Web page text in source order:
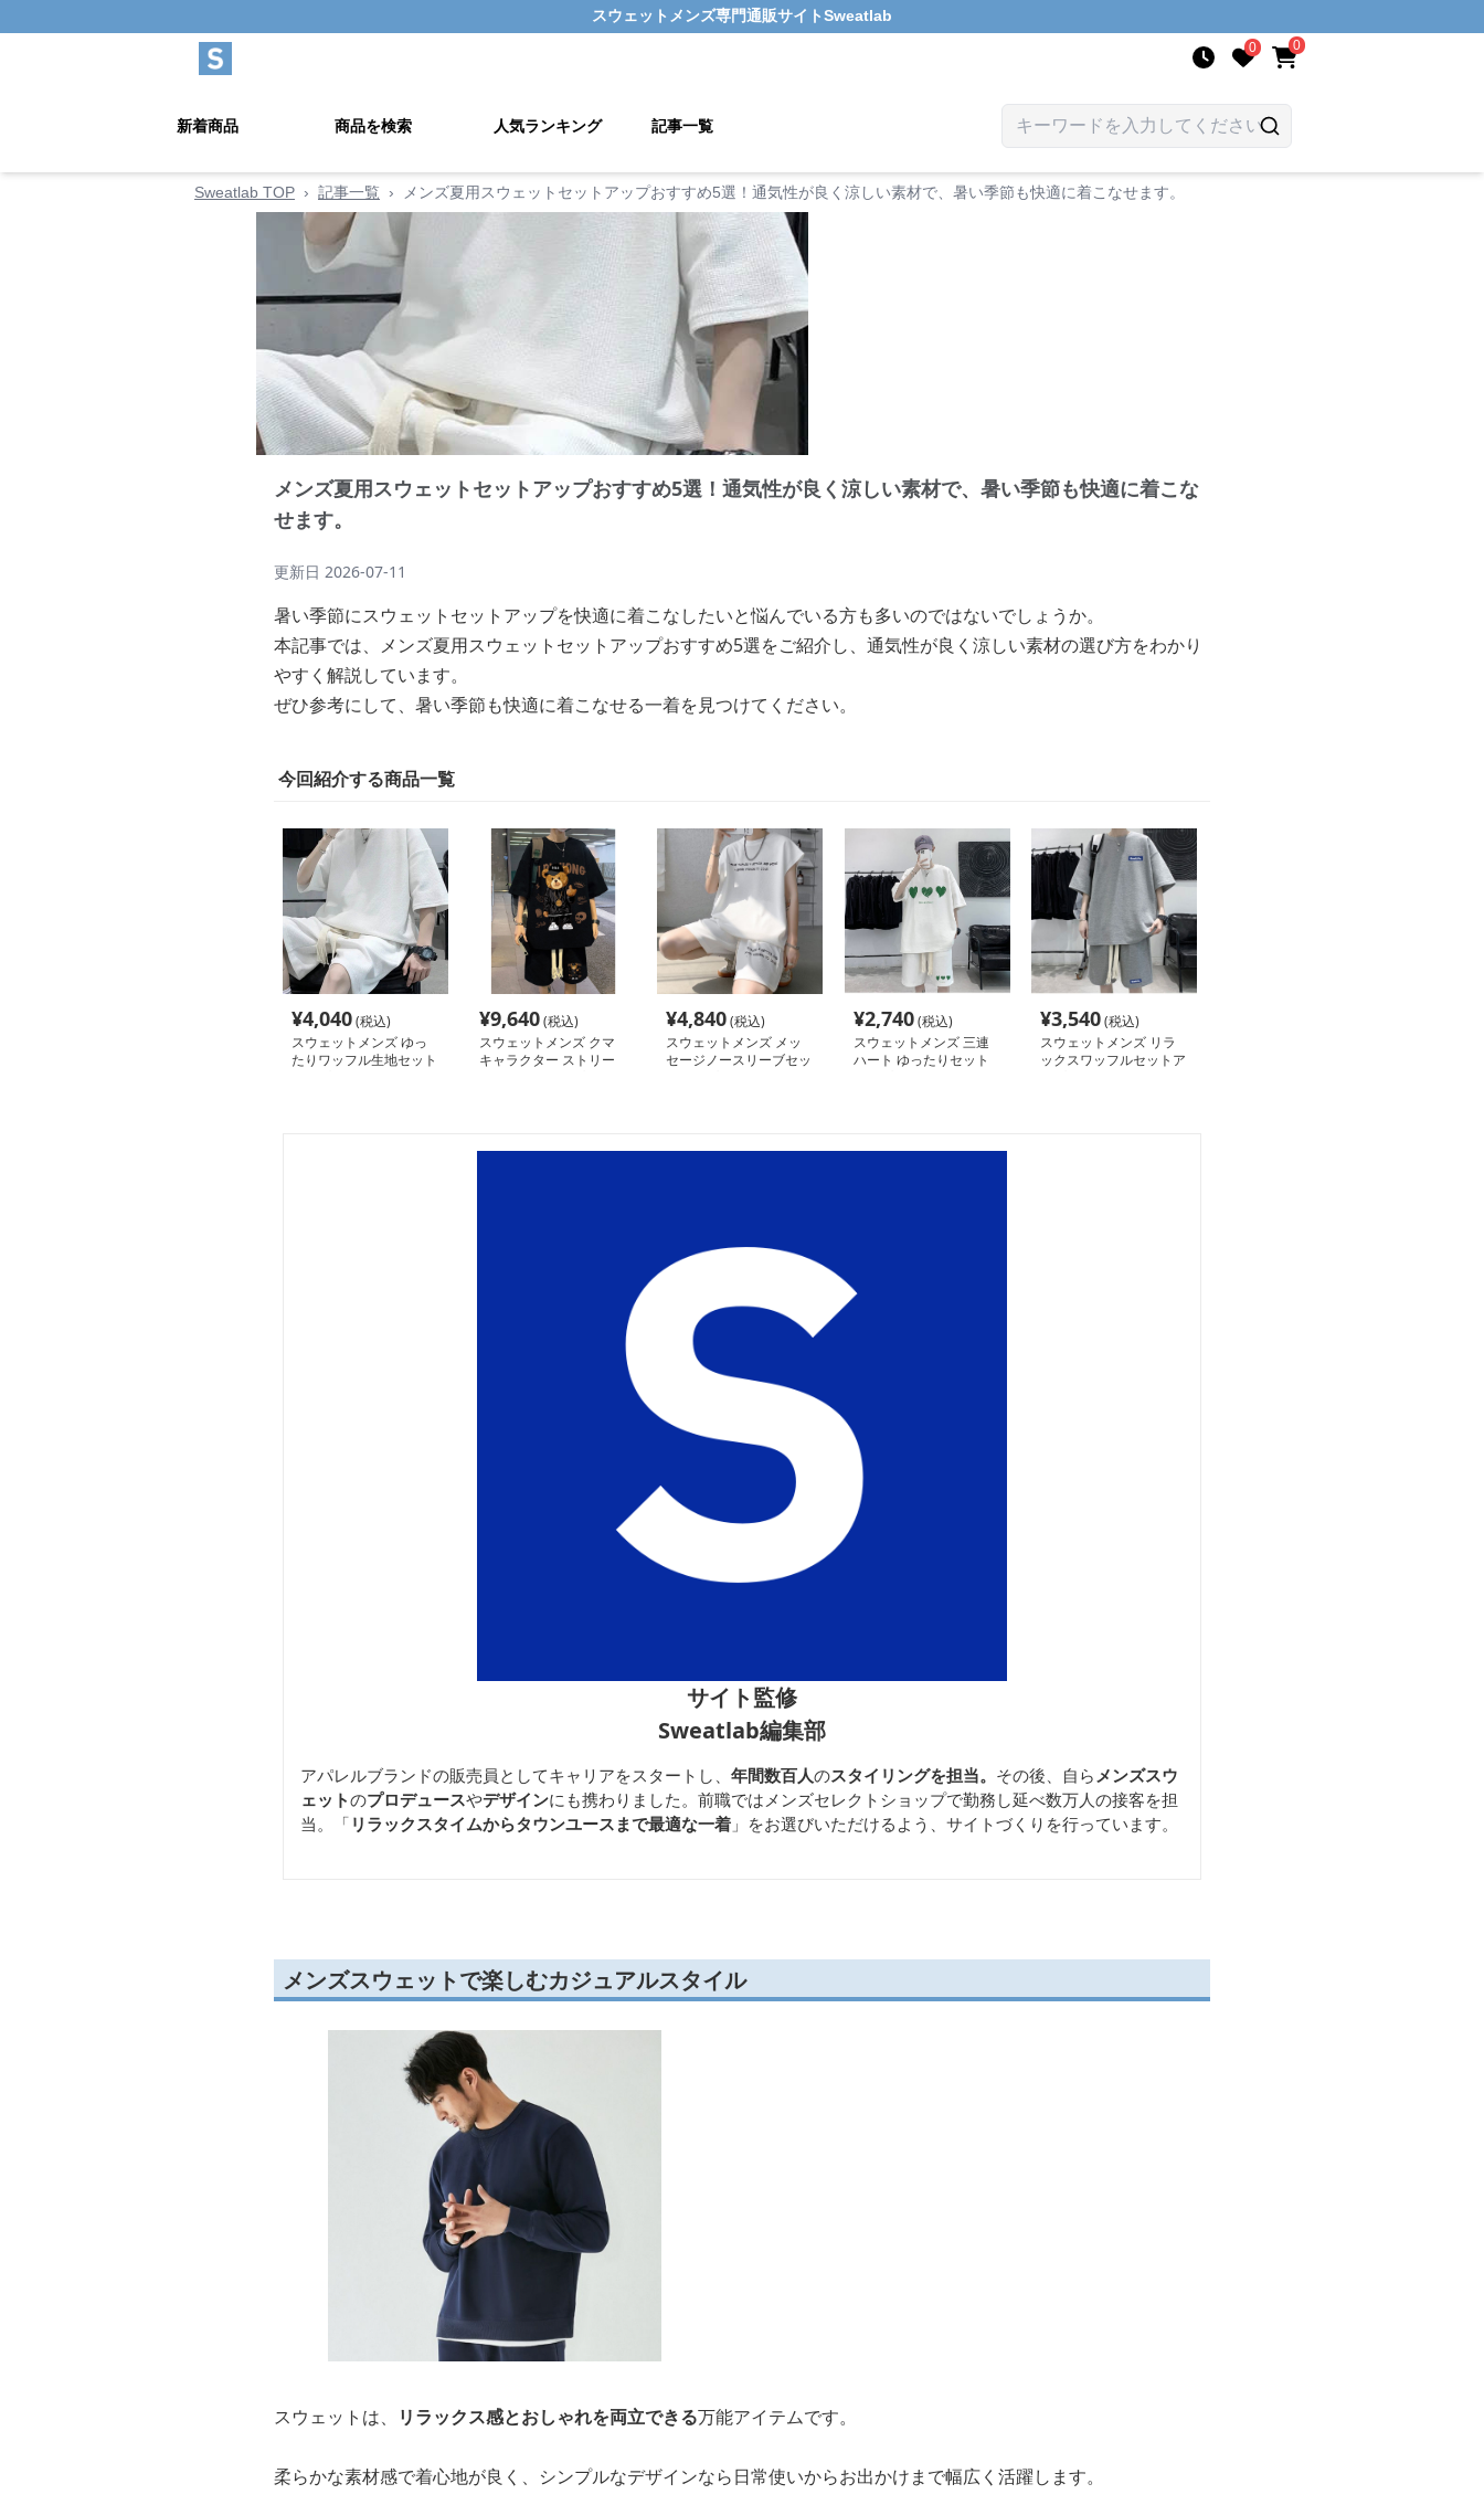
スウェットメンズ専門通販サイトSweatlab
0 0
新着商品 商品を検索 人気ランキング 記事一覧
Sweatlab TOP › 記事一覧 › メンズ夏用スウェットセットアップおすすめ5選！通気性が良く涼しい素材で、暑い季節も快適に着こなせます。
メンズ夏用スウェットセットアップおすすめ5選！通気性が良く涼しい素材で、暑い季節も快適に着こな
せます。
更新日 2026-07-11
暑い季節にスウェットセットアップを快適に着こなしたいと悩んでいる方も多いのではないでしょうか。
本記事では、メンズ夏用スウェットセットアップおすすめ5選をご紹介し、通気性が良く涼しい素材の選び方をわかり
やすく解説しています。
ぜひ参考にして、暑い季節も快適に着こなせる一着を見つけてください。
今回紹介する商品一覧
¥4,040(税込)
スウェットメンズ ゆっ
たりワッフル生地セット
¥9,640(税込)
スウェットメンズ クマ
キャラクター ストリー
¥4,840(税込)
スウェットメンズ メッ
セージノースリーブセッ
¥2,740(税込)
スウェットメンズ 三連
ハート ゆったりセット
¥3,540(税込)
スウェットメンズ リラ
ックスワッフルセットア
サイト監修
Sweatlab編集部
アパレルブランドの販売員としてキャリアをスタートし、 年間数百人のスタイリングを担当。 その後、自らメンズスウ
ェットのプロデュースやデザインにも携わりました。前職ではメンズセレクトショップで勤務し延べ数万人の接客を担
当。「 リラックスタイムからタウンユースまで最適な一着 」をお選びいただけるよう、サイトづくりを行っています。
メンズスウェットで楽しむカジュアルスタイル
スウェットは、 リラックス感とおしゃれを両立できる万能アイテムです。
柔らかな素材感で着心地が良く、シンプルなデザインなら日常使いからお出かけまで幅広く活躍します。